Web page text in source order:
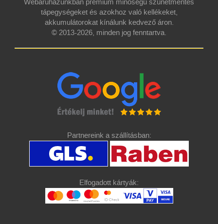
Webáruházunkban prémium minőségű szünetmentes
tápegységeket és azokhoz való kellékeket,
akkumulátorokat kínálunk kedvező áron.
© 2013-2026, minden jog fenntartva.
Partnereink a szállításban:
Elfogadott kártyák: